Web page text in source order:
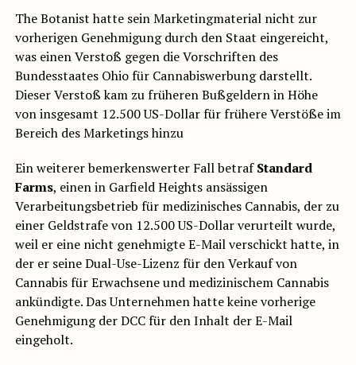
The Botanist hatte sein Marketingmaterial nicht zur
vorherigen Genehmigung durch den Staat eingereicht,
was einen Verstoß gegen die Vorschriften des
Bundesstaates Ohio für Cannabiswerbung darstellt.
Dieser Verstoß kam zu früheren Bußgeldern in Höhe
von insgesamt 12.500 US-Dollar für frühere Verstöße im
Bereich des Marketings hinzu
Ein weiterer bemerkenswerter Fall betrafStandard
Farms, einen in Garfield Heights ansässigen
Verarbeitungsbetrieb für medizinisches Cannabis, der zu
einer Geldstrafe von 12.500 US-Dollar verurteilt wurde,
weil er eine nicht genehmigte E-Mail verschickt hatte, in
der er seine Dual-Use-Lizenz für den Verkauf von
Cannabis für Erwachsene und medizinischem Cannabis
ankündigte. Das Unternehmen hatte keine vorherige
Genehmigung der DCC für den Inhalt der E-Mail
eingeholt.